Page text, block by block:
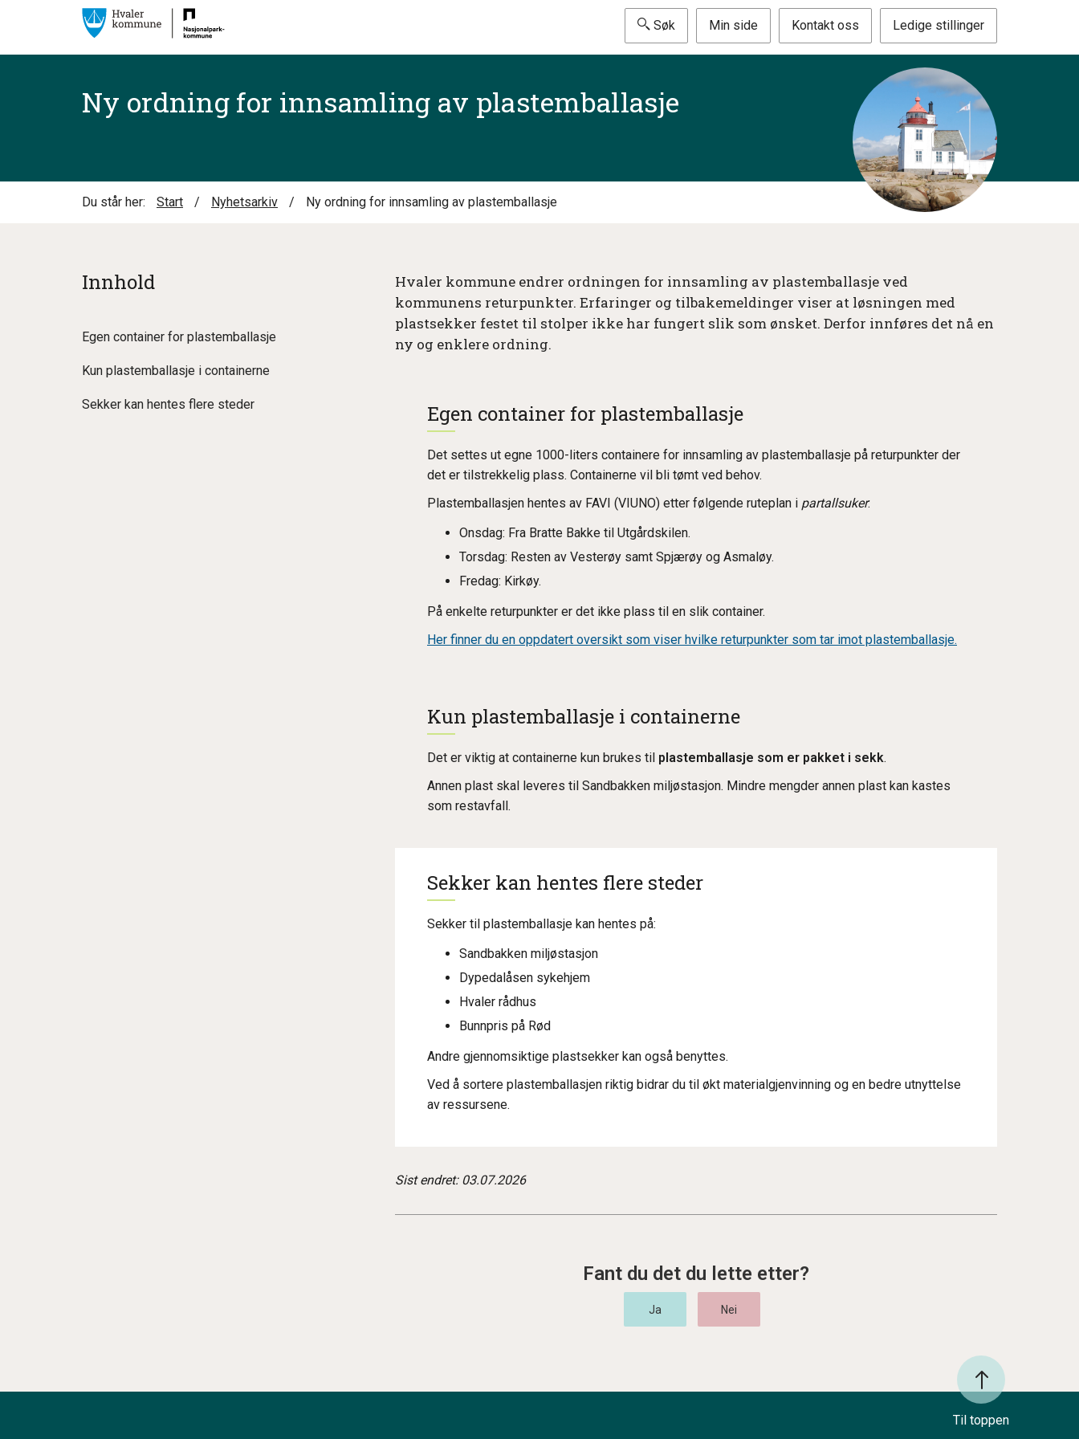
Søk Min side Kontakt oss Ledige stillinger
Ny ordning for innsamling av plastemballasje
Du står her: Start / Nyhetsarkiv / Ny ordning for innsamling av plastemballasje
Innhold
Egen container for plastemballasje
Kun plastemballasje i containerne
Sekker kan hentes flere steder
Hvaler kommune endrer ordningen for innsamling av plastemballasje ved
kommunens returpunkter. Erfaringer og tilbakemeldinger viser at løsningen med
plastsekker festet til stolper ikke har fungert slik som ønsket. Derfor innføres det nå en
ny og enklere ordning.
Egen container for plastemballasje
Det settes ut egne 1000-liters containere for innsamling av plastemballasje på returpunkter der
det er tilstrekkelig plass. Containerne vil bli tømt ved behov.
Plastemballasjen hentes av FAVI (VIUNO) etter følgende ruteplan i partallsuker:
Onsdag: Fra Bratte Bakke til Utgårdskilen.
Torsdag: Resten av Vesterøy samt Spjærøy og Asmaløy.
Fredag: Kirkøy.
På enkelte returpunkter er det ikke plass til en slik container.
Her finner du en oppdatert oversikt som viser hvilke returpunkter som tar imot plastemballasje.
Kun plastemballasje i containerne
Det er viktig at containerne kun brukes til plastemballasje som er pakket i sekk.
Annen plast skal leveres til Sandbakken miljøstasjon. Mindre mengder annen plast kan kastes
som restavfall.
Sekker kan hentes flere steder
Sekker til plastemballasje kan hentes på:
Sandbakken miljøstasjon
Dypedalåsen sykehjem
Hvaler rådhus
Bunnpris på Rød
Andre gjennomsiktige plastsekker kan også benyttes.
Ved å sortere plastemballasjen riktig bidrar du til økt materialgjenvinning og en bedre utnyttelse
av ressursene.
Sist endret: 03.07.2026
Fant du det du lette etter?
Til toppen